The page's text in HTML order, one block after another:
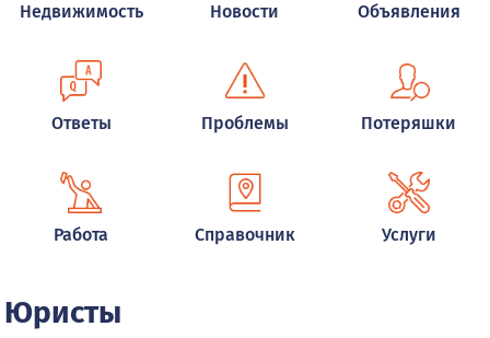
Недвижимость Новости Объявления
Ответы Проблемы Потеряшки
Работа Справочник Услуги
Юристы